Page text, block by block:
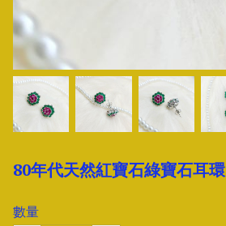
80年代天然紅寶石綠寶石耳環
數量